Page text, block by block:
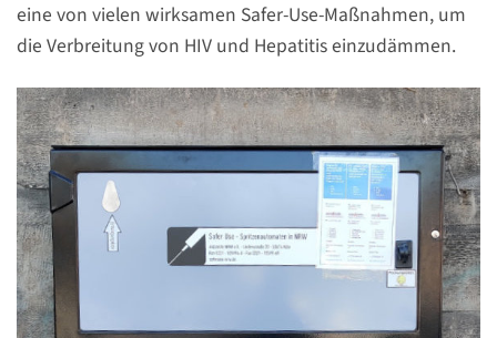
eine von vielen wirksamen Safer-Use-Maßnahmen, um
die Verbreitung von HIV und Hepatitis einzudämmen.